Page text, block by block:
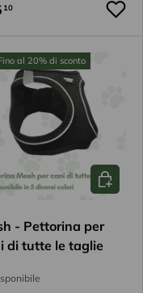
10
al 20% di sconto
- Pettorina per
di tutte le taglie
Scegli